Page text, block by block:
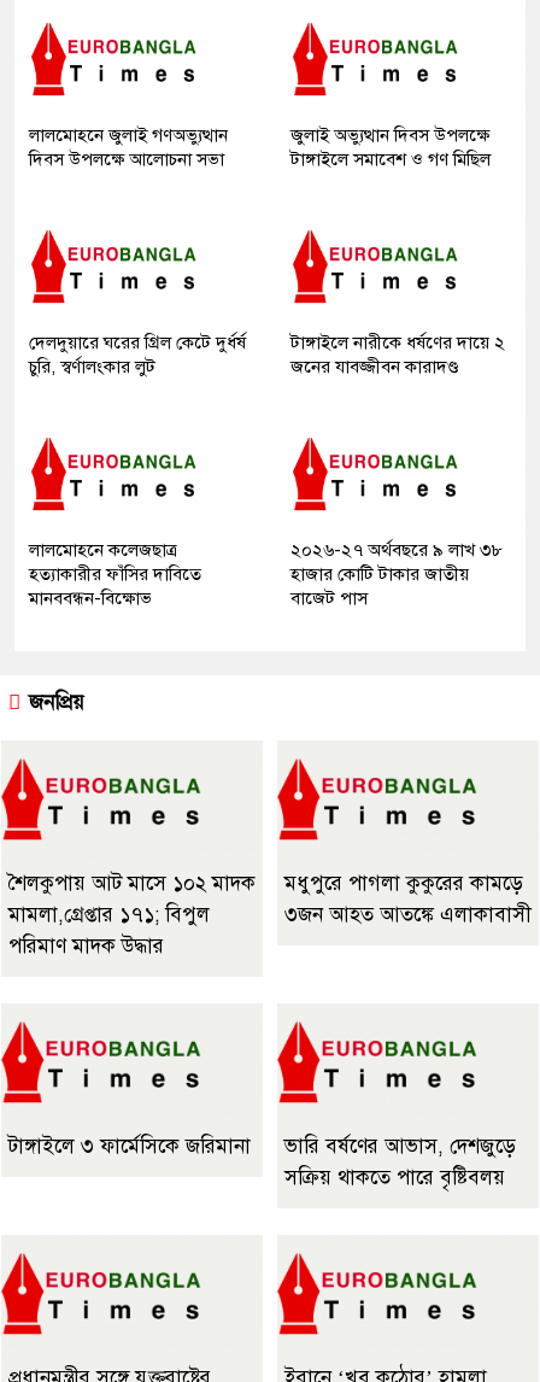
লালমোহনে জুলাই গণঅভ্যুত্থান
দিবস উপলক্ষে আলোচনা সভা
জুলাই অভ্যুত্থান দিবস উপলক্ষে
টাঙ্গাইলে সমাবেশ ও গণ মিছিল
দেলদুয়ারে ঘরের গ্রিল কেটে দুর্ধর্ষ
চুরি, স্বর্ণালংকার লুট
টাঙ্গাইলে নারীকে ধর্ষণের দায়ে ২
জনের যাবজ্জীবন কারাদণ্ড
লালমোহনে কলেজছাত্র
হত্যাকারীর ফাঁসির দাবিতে
মানববন্ধন-বিক্ষোভ
২০২৬-২৭ অর্থবছরে ৯ লাখ ৩৮
হাজার কোটি টাকার জাতীয়
বাজেট পাস
জনপ্রিয়
শৈলকুপায় আট মাসে ১০২ মাদক
মামলা,গ্রেপ্তার ১৭১; বিপুল
পরিমাণ মাদক উদ্ধার
মধুপুরে পাগলা কুকুরের কামড়ে
৩জন আহত আতঙ্কে এলাকাবাসী
টাঙ্গাইলে ৩ ফার্মেসিকে জরিমানা
ভারি বর্ষণের আভাস, দেশজুড়ে
সক্রিয় থাকতে পারে বৃষ্টিবলয়